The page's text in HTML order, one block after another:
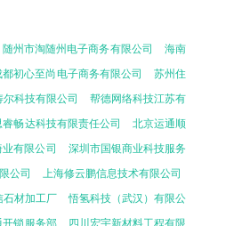
随州市淘随州电子商务有限公司
海南
都初心至尚电子商务有限公司
苏州住
科技有限公司
帮德网络科技江苏有
睿畅达科技有限责任公司
北京运通顺
有限公司
深圳市国银商业科技服务
公司
上海修云鹏信息技术有限公司
石材加工厂
悟氢科技（武汉）有限公
开锁服务部 四川宏宇新材料工程有限